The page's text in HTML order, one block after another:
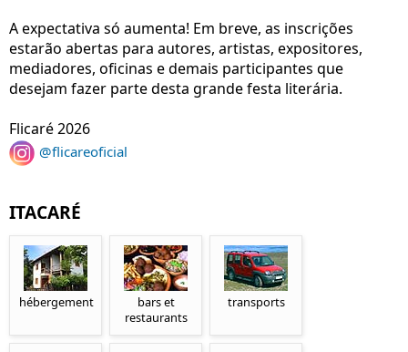
A expectativa só aumenta! Em breve, as inscrições
estarão abertas para autores, artistas, expositores,
mediadores, oficinas e demais participantes que
desejam fazer parte desta grande festa literária.
Flicaré 2026
@flicareoficial
ITACARÉ
hébergement
bars et
restaurants
transports